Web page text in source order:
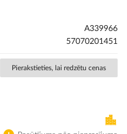
A339966
57070201451
Pierakstieties, lai redzētu cenas